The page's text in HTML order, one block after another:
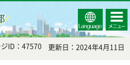
Select
Language
コンテ
ンツメ
ニュー
ID：47570 更新日：2024年4月11日